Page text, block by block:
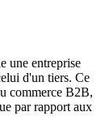
une entreprise
d'un tiers. Ce
commerce B2B,
par rapport aux